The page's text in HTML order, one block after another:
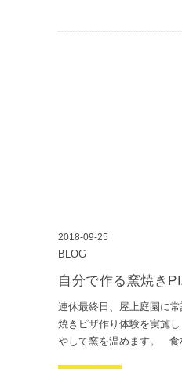
2018-09-25
BLOG
自分で作る窯焼き
連休最終日、屋上庭園に
焼きピザ作り体験を実施
やして窯を温めます。 食